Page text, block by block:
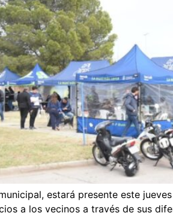
estará presente este
a los vecinos a través de sus